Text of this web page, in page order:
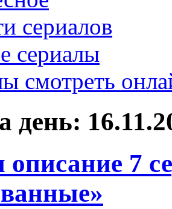
сериалов
сериалы
смотреть
день:
7